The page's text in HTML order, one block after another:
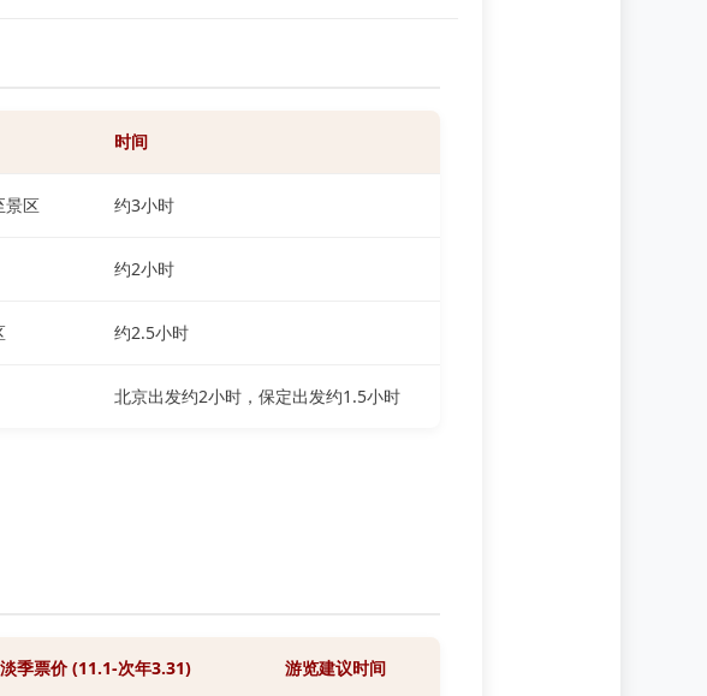
时间
景区 约3小时
约2小时
约2.5小时
北京出发约2小时，保定出发约1.5小时
淡季票价 (11.1-次年3.31) 游览建议时间